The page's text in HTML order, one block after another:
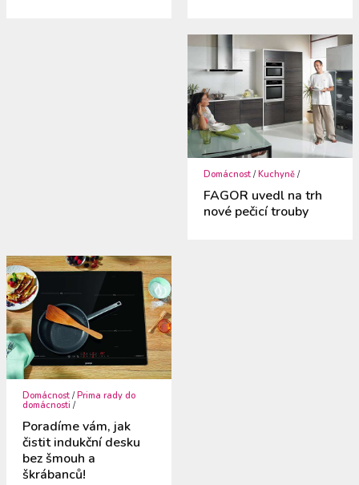
Domácnost / Kuchyně /
FAGOR uvedl na trh
nové pečicí trouby
Domácnost /Prima rady do
domácnosti /
Poradíme vám, jak
čistit indukční desku
bez šmouh a
škrábanců!